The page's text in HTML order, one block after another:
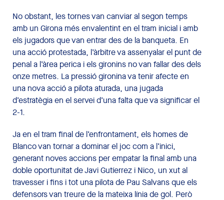
No obstant, les tornes van canviar al segon temps
amb un Girona més envalentint en el tram inicial i amb
els jugadors que van entrar des de la banqueta. En
una acció protestada, l’àrbitre va assenyalar el punt de
penal a l’àrea perica i els gironins no van fallar des dels
onze metres. La pressió gironina va tenir afecte en
una nova acció a pilota aturada, una jugada
d’estratègia en el servei d’una falta que va significar el
2-1.
Ja en el tram final de l’enfrontament, els homes de
Blanco van tornar a dominar el joc com a l’inici,
generant noves accions per empatar la final amb una
doble oportunitat de Javi Gutíerrez i Nico, un xut al
travesser i fins i tot una pilota de Pau Salvans que els
defensors van treure de la mateixa línia de gol. Però